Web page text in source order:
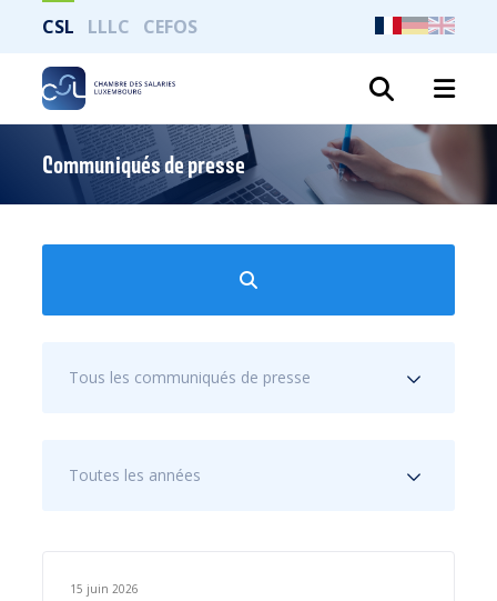
CSL LLLC CEFOS
Communiqués de presse
Tous les communiqués de presse
Toutes les années
15 juin 2026